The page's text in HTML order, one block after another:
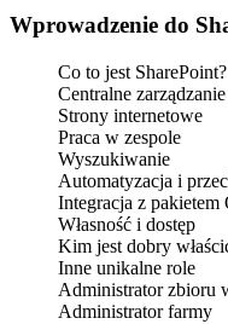
Wprowadzenie do
Co to jest SharePoint?
Centralne zarządzanie
Strony internetowe
Praca w zespole
Wyszukiwanie
Automatyzacja i
Integracja z pakietem
Własność i dostęp
Kim jest dobry
Inne unikalne role
Administrator zbioru
Administrator farmy